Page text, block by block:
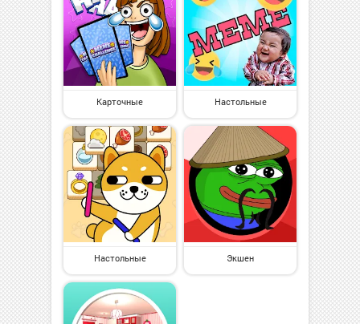
Карточные Настольные
Настольные Экшен